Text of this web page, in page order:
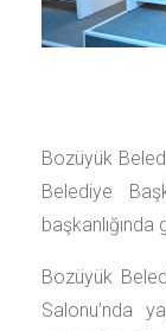
Bozüyük
Belediye
Bozüyük
Salonu’nda